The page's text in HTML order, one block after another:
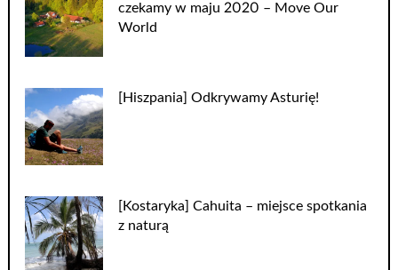
czekamy w maju 2020 – Move Our
World
[Hiszpania] Odkrywamy Asturię!
[Kostaryka] Cahuita – miejsce spotkania
z naturą